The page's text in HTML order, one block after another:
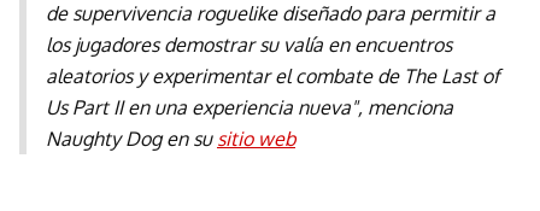
de supervivencia roguelike diseñado para permitir a
los jugadores demostrar su valía en encuentros
aleatorios y experimentar el combate de The Last of
Us Part II en una experiencia nueva", menciona
Naughty Dog en su sitio web